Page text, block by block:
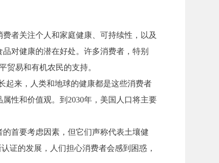
者关注个人和家庭健康、可持续性，以及
对健康的潜在好处。许多消费者，特别
贸易和有机农民的支持。
起来，人类和地球的健康都是这些消费者
性和价值观。到2030年，美国人口将主要
首要考虑因素，但它们声称代表土壤健
证的发展，人们担心消费者会感到困惑，